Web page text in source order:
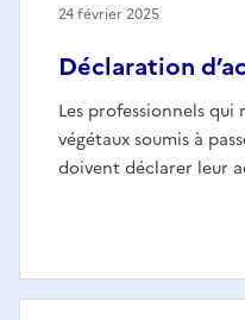
Déclaration
Les professionnels
végétaux soumis à
doivent déclarer leur
24 février 2025